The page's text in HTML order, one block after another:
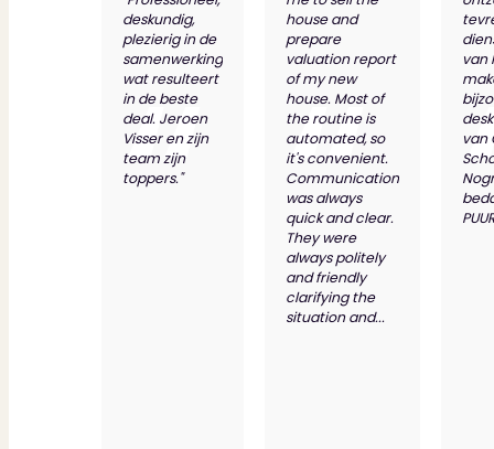
deskundig,
plezierig in de
samenwerking
wat resulteert
in de beste
deal. Jeroen
Visser en zijn
team zijn
toppers."
house and
prepare
valuation report
of my new
house. Most of
the routine is
automated, so
it's convenient.
Communication
was always
quick and clear.
They were
always politely
and friendly
clarifying the
situation and...
van
van